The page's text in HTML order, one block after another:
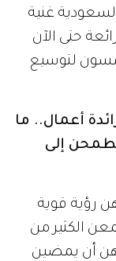
غنية
حتى الآن
لتوسيع
أعمال.. ما
يطمحن إلى
رؤية قوية
الكثير من
أن يمضين